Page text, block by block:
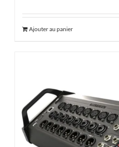
Ajouter au panier